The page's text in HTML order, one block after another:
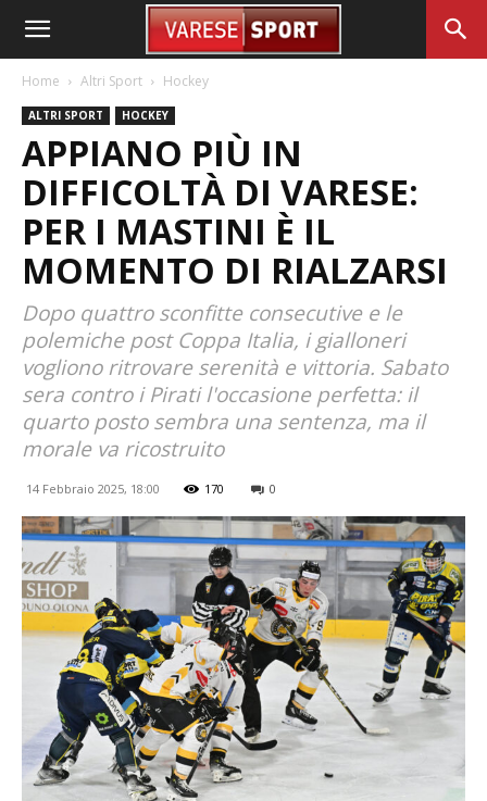
Home Altri Sport Hockey
ALTRI SPORT HOCKEY
APPIANO PIÙ IN
DIFFICOLTÀ DI VARESE:
PER I MASTINI È IL
MOMENTO DI RIALZARSI
Dopo quattro sconfitte consecutive e le
polemiche post Coppa Italia, i gialloneri
vogliono ritrovare serenità e vittoria. Sabato
sera contro i Pirati l'occasione perfetta: il
quarto posto sembra una sentenza, ma il
morale va ricostruito
14 Febbraio 2025, 18:00 170 0